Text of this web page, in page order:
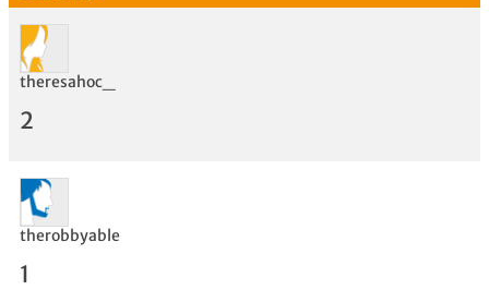
theresahoc_
2
therobbyable
1